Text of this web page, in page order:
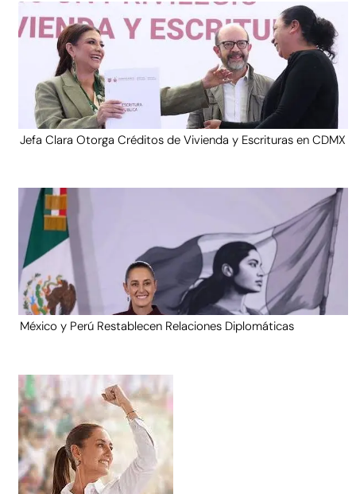
Jefa Clara Otorga Créditos de Vivienda y Escrituras en CDMX
México y Perú Restablecen Relaciones Diplomáticas